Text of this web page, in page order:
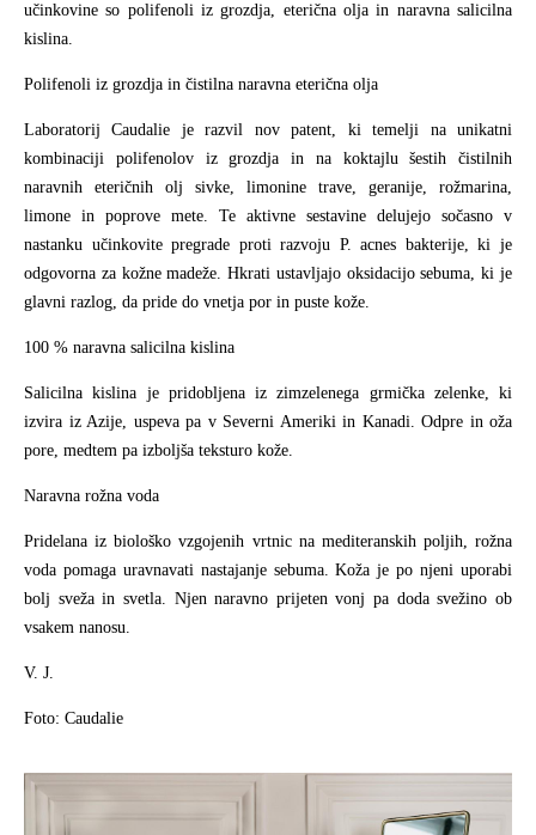
učinkovine so polifenoli iz grozdja, eterična olja in naravna salicilna
kislina.
Polifenoli iz grozdja in čistilna naravna eterična olja
Laboratorij Caudalie je razvil nov patent, ki temelji na unikatni
kombinaciji polifenolov iz grozdja in na koktajlu šestih čistilnih
naravnih eteričnih olj sivke, limonine trave, geranije, rožmarina,
limone in poprove mete. Te aktivne sestavine delujejo sočasno v
nastanku učinkovite pregrade proti razvoju P. acnes bakterije, ki je
odgovorna za kožne madeže. Hkrati ustavljajo oksidacijo sebuma, ki je
glavni razlog, da pride do vnetja por in puste kože.
100 % naravna salicilna kislina
Salicilna kislina je pridobljena iz zimzelenega grmička zelenke, ki
izvira iz Azije, uspeva pa v Severni Ameriki in Kanadi. Odpre in oža
pore, medtem pa izboljša teksturo kože.
Naravna rožna voda
Pridelana iz biološko vzgojenih vrtnic na mediteranskih poljih, rožna
voda pomaga uravnavati nastajanje sebuma. Koža je po njeni uporabi
bolj sveža in svetla. Njen naravno prijeten vonj pa doda svežino ob
vsakem nanosu.
V. J.
Foto: Caudalie